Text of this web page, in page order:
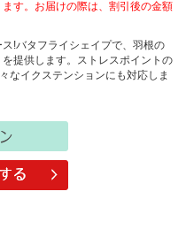
す。お届けの際は、割引後の金額
!バタフライシェイプで、羽根の
提供します。ストレスポイントの
なイクステンションにも対応しま